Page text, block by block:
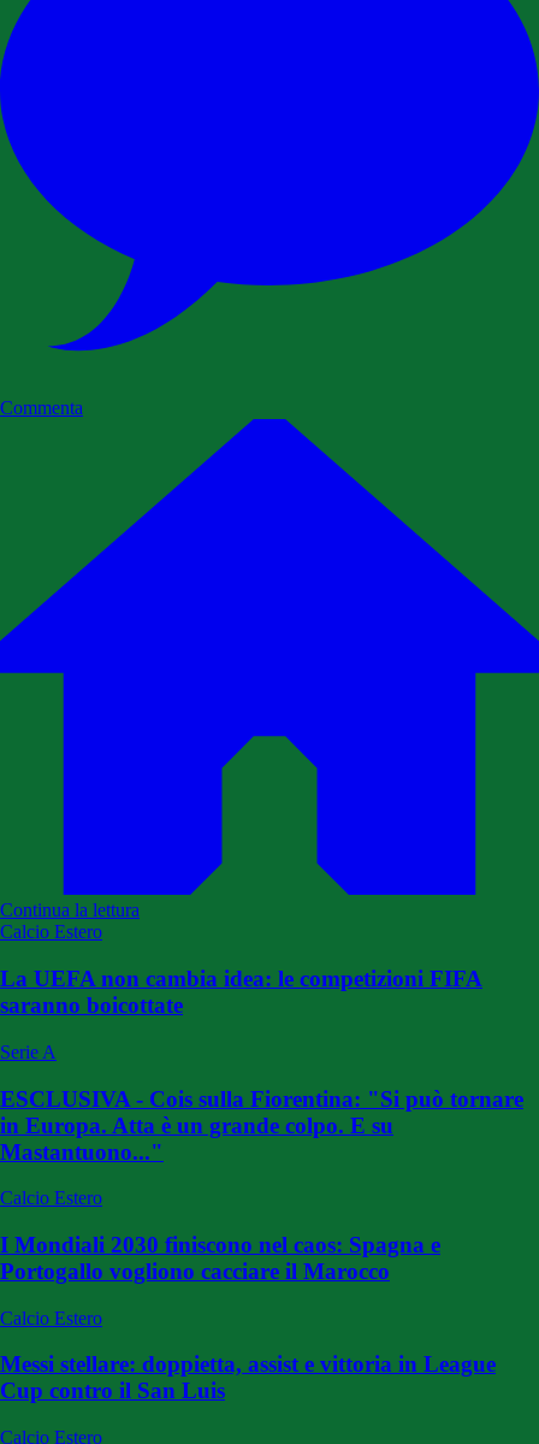
Commenta
Continua la lettura
Calcio Estero
La UEFA non cambia idea: le competizioni FIFA
saranno boicottate
Serie A
ESCLUSIVA - Cois sulla Fiorentina: "Si può tornare
in Europa. Atta è un grande colpo. E su
Mastantuono..."
Calcio Estero
I Mondiali 2030 finiscono nel caos: Spagna e
Portogallo vogliono cacciare il Marocco
Calcio Estero
Messi stellare: doppietta, assist e vittoria in League
Cup contro il San Luis
Calcio Estero